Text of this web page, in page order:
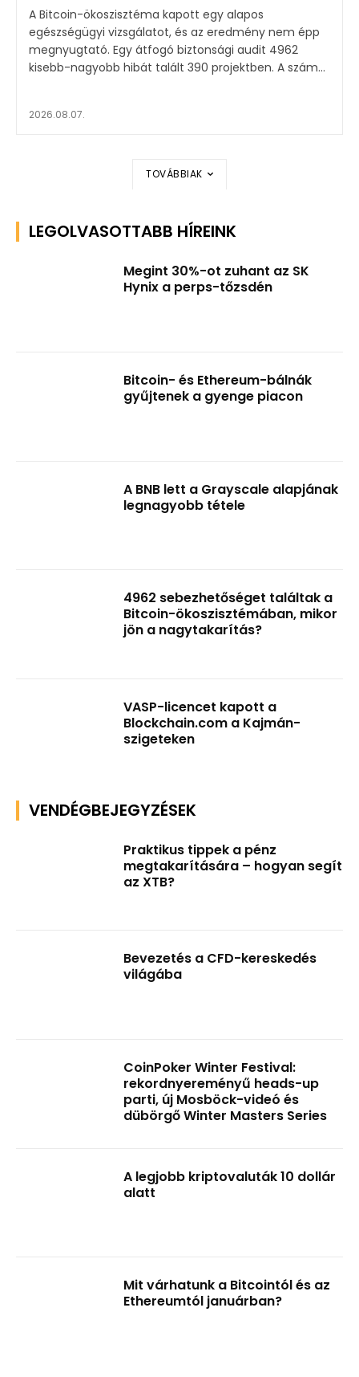
A Bitcoin-ökoszisztéma kapott egy alapos
egészségügyi vizsgálatot, és az eredmény nem épp
megnyugtató. Egy átfogó biztonsági audit 4962
kisebb-nagyobb hibát talált 390 projektben. A szám...
2026.08.07.
TOVÁBBIAK
LEGOLVASOTTABB HÍREINK
Megint 30%-ot zuhant az SK
Hynix a perps-tőzsdén
Bitcoin- és Ethereum-bálnák
gyűjtenek a gyenge piacon
A BNB lett a Grayscale alapjának
legnagyobb tétele
4962 sebezhetőséget találtak a
Bitcoin-ökoszisztémában, mikor
jön a nagytakarítás?
VASP-licencet kapott a
Blockchain.com a Kajmán-
szigeteken
VENDÉGBEJEGYZÉSEK
Praktikus tippek a pénz
megtakarítására – hogyan segít
az XTB?
Bevezetés a CFD-kereskedés
világába
CoinPoker Winter Festival:
rekordnyereményű heads-up
parti, új Mosböck-videó és
dübörgő Winter Masters Series
A legjobb kriptovaluták 10 dollár
alatt
Mit várhatunk a Bitcointól és az
Ethereumtól januárban?